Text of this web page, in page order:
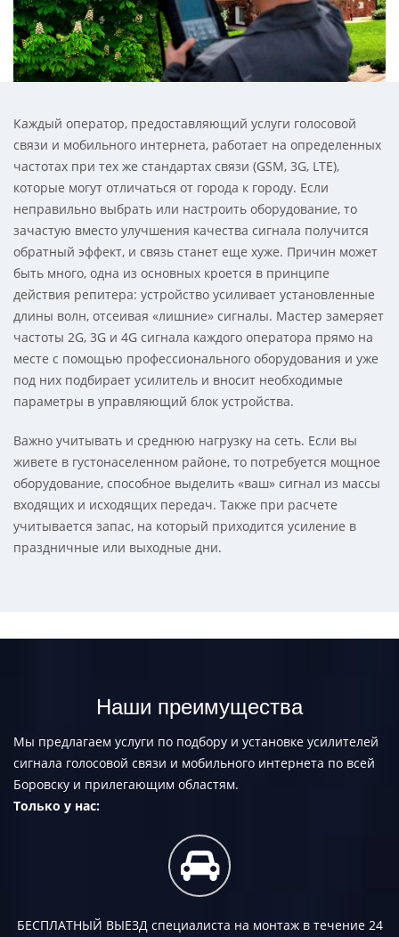
Каждый оператор, предоставляющий услуги голосовой
связи и мобильного интернета, работает на определенных
частотах при тех же стандартах связи (GSM, 3G, LTE),
которые могут отличаться от города к городу. Если
неправильно выбрать или настроить оборудование, то
зачастую вместо улучшения качества сигнала получится
обратный эффект, и связь станет еще хуже. Причин может
быть много, одна из основных кроется в принципе
действия репитера: устройство усиливает установленные
длины волн, отсеивая «лишние» сигналы. Мастер замеряет
частоты 2G, 3G и 4G сигнала каждого оператора прямо на
месте с помощью профессионального оборудования и уже
под них подбирает усилитель и вносит необходимые
параметры в управляющий блок устройства.
Важно учитывать и среднюю нагрузку на сеть. Если вы
живете в густонаселенном районе, то потребуется мощное
оборудование, способное выделить «ваш» сигнал из массы
входящих и исходящих передач. Также при расчете
учитывается запас, на который приходится усиление в
праздничные или выходные дни.
Наши преимущества
Мы предлагаем услуги по подбору и установке усилителей
сигнала голосовой связи и мобильного интернета по всей
Боровску и прилегающим областям.
Только у нас:
БЕСПЛАТНЫЙ ВЫЕЗДспециалиста на монтаж в течение 24